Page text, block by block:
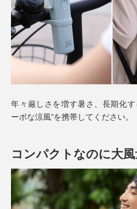
年々厳しさを増す暑さ、長期化
ーボな涼風”を携帯してください。
コンパクトなのに大